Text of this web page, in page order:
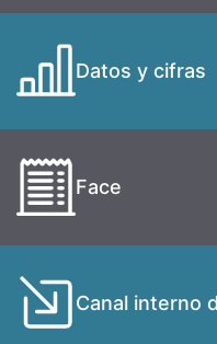
Datos y cifras
Face
Canal interno